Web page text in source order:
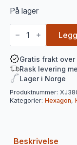
På lager
Kokkekniv
Hexagon
Nakiri
18cm
antall
Gratis frakt over
Rask levering
Lager i Norge
Produktnummer:
Kategorier: Hexagon,
Beskrivelse